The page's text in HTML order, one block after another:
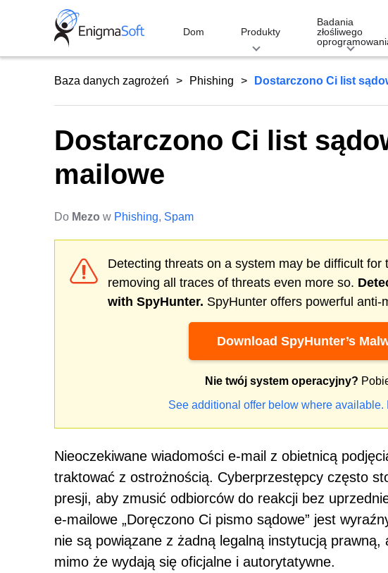
Dom Produkty
Badania
złośliwego
Baza danych zagrożeń Phishing Dostarczono Ci list
Dostarczono Ci list
mailowe
Do Mezo w Phishing, Spam
Detecting threats on a system may be difficult
removing all traces of threats even more so.
with SpyHunter. SpyHunter offers powerful anti-
Download SpyHunter’s
Nie twój system operacyjny?
See additional offer below where available.
Nieoczekiwane wiadomości e-mail z obietnicą
traktować z ostrożnością. Cyberprzestępcy często
presji, aby zmusić odbiorców do reakcji bez
e-mailowe „Doręczono Ci pismo sądowe” jest
nie są powiązane z żadną legalną instytucją
mimo że wydają się oficjalne i autorytatywne.